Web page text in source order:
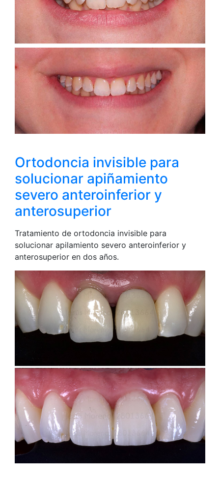
Ortodoncia invisible para
solucionar apiñamiento
severo anteroinferior y
anterosuperior
Tratamiento de ortodoncia invisible para
solucionar apilamiento severo anteroinferior y
anterosuperior en dos años.